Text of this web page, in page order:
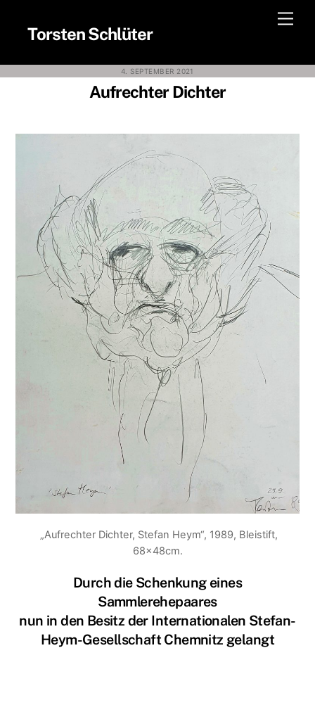
contentTorsten Schlüter
4. SEPTEMBER 2021
Aufrechter Dichter
„Aufrechter Dichter, Stefan Heym“, 1989, Bleistift,
68x48cm.
Durch die Schenkung eines
Sammlerehepaares
nun in den Besitz der Internationalen Stefan-
Heym-Gesellschaft Chemnitz gelangt